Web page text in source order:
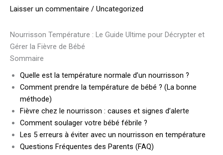
Laisser un commentaire / Uncategorized
Nourrisson Température : Le Guide Ultime pour Décrypter et
Gérer la Fièvre de Bébé
Sommaire
Quelle est la température normale d’un nourrisson ?
Comment prendre la température de bébé ? (La bonne
méthode)
Fièvre chez le nourrisson : causes et signes d’alerte
Comment soulager votre bébé fébrile ?
Les 5 erreurs à éviter avec un nourrisson en température
Questions Fréquentes des Parents (FAQ)